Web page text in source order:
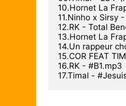
10.Hornet La
11.Ninho x Sirsy
12.RK - Total
13.Hornet La
14.Un rappeur
15.COR FEAT
16.RK - #B1.mp3